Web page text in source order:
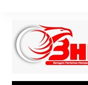
content